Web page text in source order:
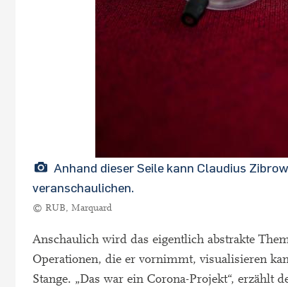
Anhand dieser Seile kann Claudius
veranschaulichen.
© RUB, Marquard
Anschaulich wird das eigentlich abstrakte
Operationen, die er vornimmt, visualisieren
Stange. „Das war ein Corona-Projekt“, erzählt